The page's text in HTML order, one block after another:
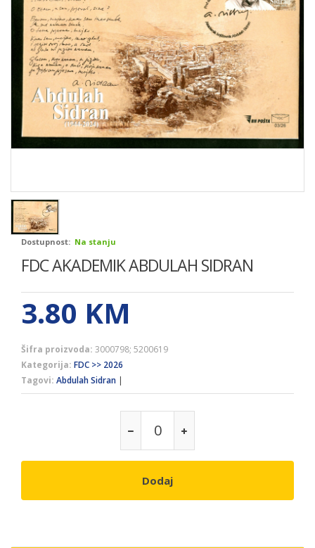
Dostupnost: Na stanju
FDC AKADEMIK ABDULAH SIDRAN
3.80 KM
Šifra proizvoda: 3000798; 5200619
Kategorija: FDC >> 2026
Tagovi: Abdulah Sidran |
Dodaj